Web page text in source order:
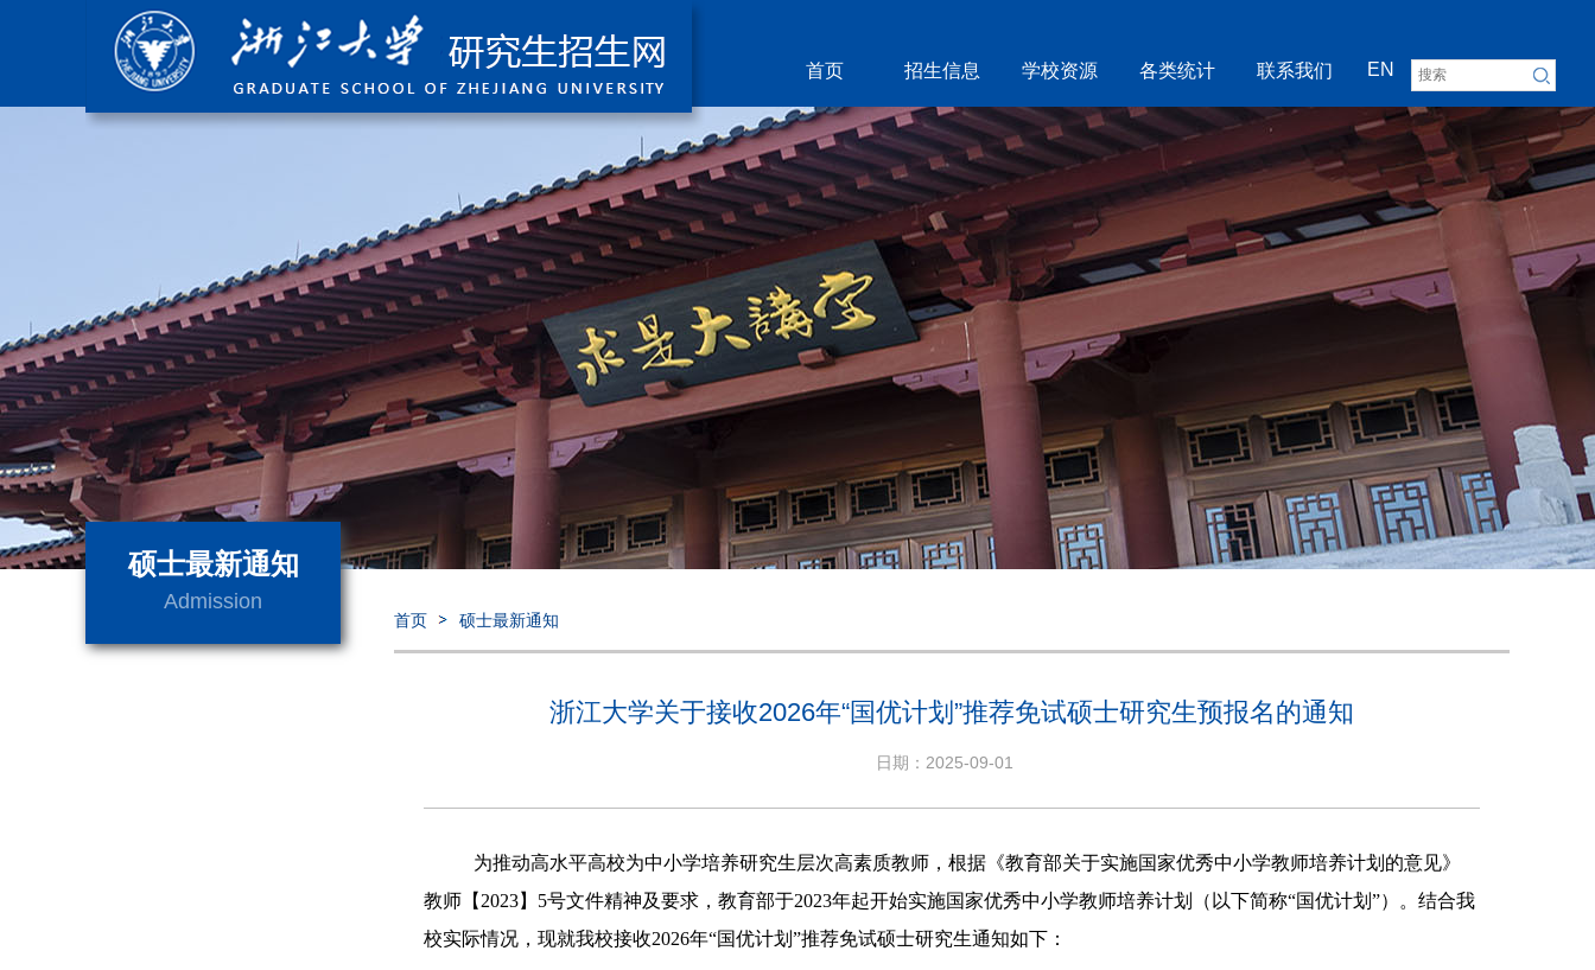
首页 招生信息 学校资源 各类统计 联系我们 EN
硕士最新通知
Admission
首页 硕士最新通知
浙江大学关于接收2026年“国优计划”推荐免试硕士研究生预报名的通知
日期：2025-09-01
为推动高水平高校为中小学培养研究生层次高素质教师，根据《教育部关于实施国家优秀中小学教师培养计划的意见》
教师【 2023】 5号文件精神及要求，教育部于2023年起开始实施国家优秀中小学教师培养计划（以下简称“国优计划”）。结合我
校实际情况，现就我校接收2026年“国优计划”推荐免试硕士研究生通知如下：